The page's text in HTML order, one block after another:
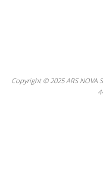
Copyright © 2025 ARS NOVA